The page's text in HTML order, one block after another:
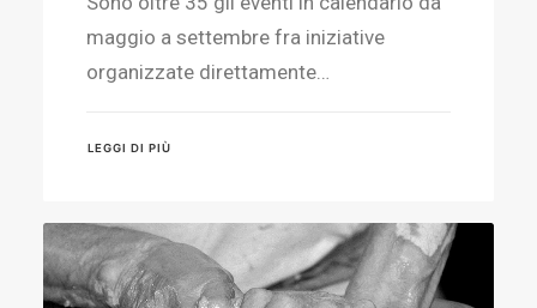
maggio a settembre fra iniziative
organizzate direttamente…
LEGGI DI PIÙ